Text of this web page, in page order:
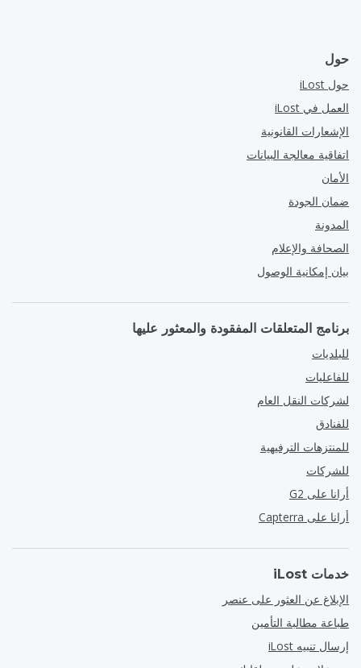
حول
حول iLost
العمل في iLost
الإشعارات القانونية
اتفاقية معالجة البيانات
الأمان
ضمان الجودة
المدونة
الصحافة والإعلام
بيان إمكانية الوصول
برنامج المتعلقات المفقودة والمعثور عليها
للبلديات
للفاعليات
لشركات النقل العام
للفنادق
للمنتزهات الترفيهية
للشركات
أرانا على G2
أرانا على Capterra
خدمات iLost
الإبلاغ عن العثور على عنصر
طباعة مطالبة التأمين
إرسال تنبيه iLost